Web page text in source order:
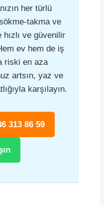
her türlü
takma ve
ve güvenilir
ev hem de iş
riski en aza
artsın, yaz ve
karşılayın.
313 86 59